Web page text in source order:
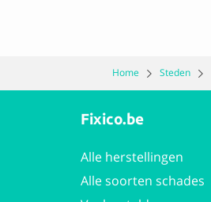
Home Steden
Fixico.be
Alle herstellingen
Alle soorten schades